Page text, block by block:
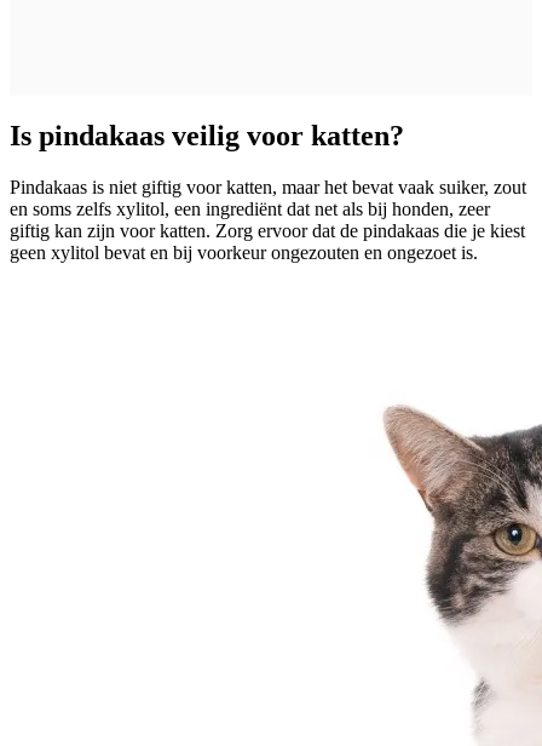
Is pindakaas veilig voor katten?
Pindakaas is niet giftig voor katten, maar het bevat vaak suiker, zout
en soms zelfs xylitol, een ingrediënt dat net als bij honden, zeer
giftig kan zijn voor katten. Zorg ervoor dat de pindakaas die je kiest
geen xylitol bevat en bij voorkeur ongezouten en ongezoet is.